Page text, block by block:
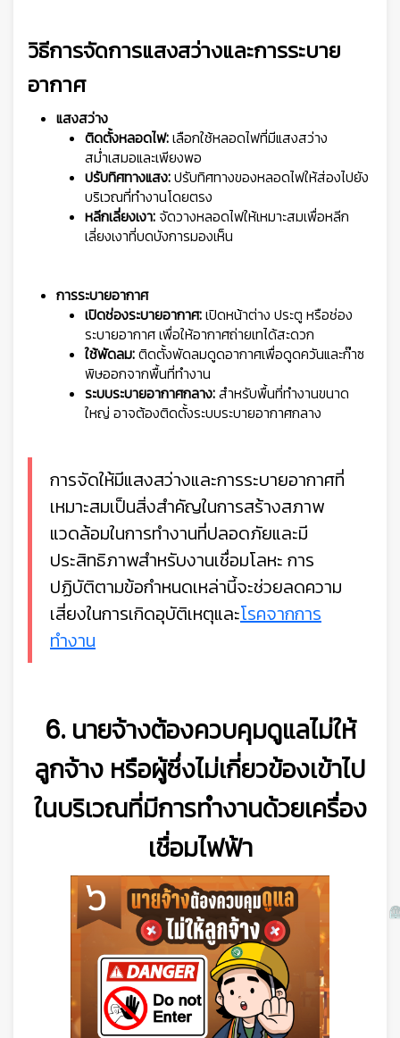
วิธีการจัดการแสงสว่างและการระบาย
อากาศ
แสงสว่าง
ติดตั้งหลอดไฟ:เลือกใช้หลอดไฟที่มีแสงสว่าง
สม่ำเสมอและเพียงพอ
ปรับทิศทางแสง:ปรับทิศทางของหลอดไฟให้ส่องไปยัง
บริเวณที่ทำงานโดยตรง
หลีกเลี่ยงเงา: จัดวางหลอดไฟให้เหมาะสมเพื่อหลีก
เลี่ยงเงาที่บดบังการมองเห็น
การระบายอากาศ
เปิดช่องระบายอากาศ:เปิดหน้าต่าง ประตู หรือช่อง
ระบายอากาศ เพื่อให้อากาศถ่ายเทได้สะดวก
ใช้พัดลม:ติดตั้งพัดลมดูดอากาศเพื่อดูดควันและก๊าซ
พิษออกจากพื้นที่ทำงาน
ระบบระบายอากาศกลาง:สำหรับพื้นที่ทำงานขนาด
ใหญ่ อาจต้องติดตั้งระบบระบายอากาศกลาง
การจัดให้มีแสงสว่างและการระบายอากาศที่
เหมาะสมเป็นสิ่งสำคัญในการสร้างสภาพ
แวดล้อมในการทำงานที่ปลอดภัยและมี
ประสิทธิภาพสำหรับงานเชื่อมโลหะ การ
ปฏิบัติตามข้อกำหนดเหล่านี้จะช่วยลดความ
เสี่ยงในการเกิดอุบัติเหตุและโรคจากการ
ทำงาน
6. นายจ้างต้องควบคุมดูแลไม่ให้
ลูกจ้าง หรือผู้ซึ่งไม่เกี่ยวข้องเข้าไป
ในบริเวณที่มีการทำงานด้วยเครื่อง
เชื่อมไฟฟ้า